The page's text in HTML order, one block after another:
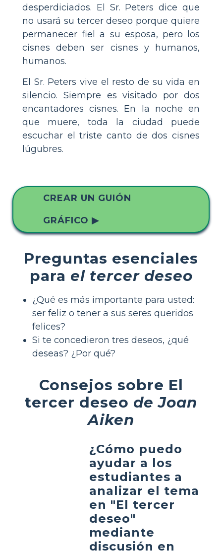
desperdiciados. El Sr. Peters dice que
no usará su tercer deseo porque quiere
permanecer fiel a su esposa, pero los
cisnes deben ser cisnes y humanos,
humanos.
El Sr. Peters vive el resto de su vida en
silencio. Siempre es visitado por dos
encantadores cisnes. En la noche en
que muere, toda la ciudad puede
escuchar el triste canto de dos cisnes
lúgubres.
CREAR UN GUIÓN
GRÁFICO ▶
Preguntas esenciales
para el tercer deseo
¿Qué es más importante para usted:
ser feliz o tener a sus seres queridos
felices?
Si te concedieron tres deseos, ¿qué
deseas? ¿Por qué?
Consejos sobre El
tercer deseo de Joan
Aiken
¿Cómo puedo
ayudar a los
estudiantes a
analizar el tema
en "El tercer
deseo"
mediante
discusión en